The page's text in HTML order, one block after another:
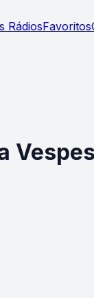
RádiosFavoritos